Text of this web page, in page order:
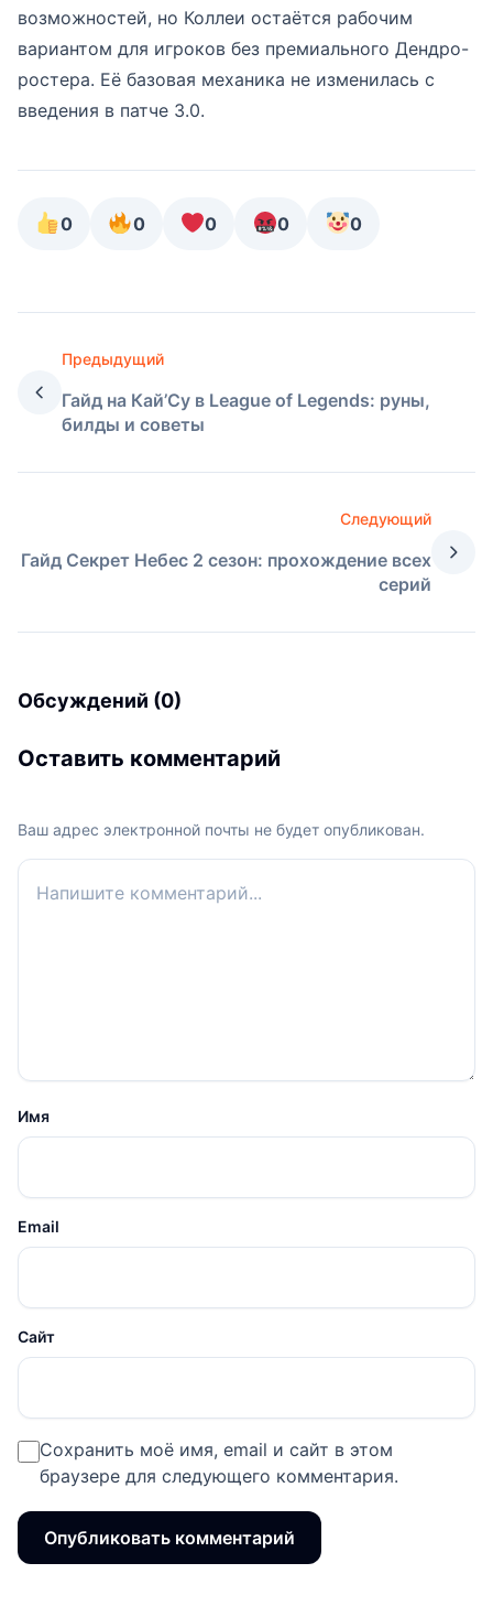
возможностей, но Коллеи остаётся рабочим
вариантом для игроков без премиального Дендро-
ростера. Её базовая механика не изменилась с
введения в патче 3.0.
0 0 0 0 0
Предыдущий
Гайд на Кай’Су в League of Legends: руны,
билды и советы
Следующий
Гайд Секрет Небес 2 сезон: прохождение всех
серий
Обсуждений (0)
Оставить комментарий
Ваш адрес электронной почты не будет опубликован.
Ваш комментарий
Имя
Email
Сайт
Сохранить моё имя, email и сайт в этом
браузере для следующего комментария.